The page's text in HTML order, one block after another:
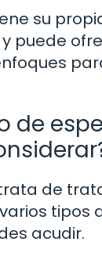
su
puede
de
de
tipos
acudir.